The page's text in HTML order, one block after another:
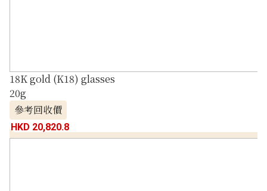
18K gold (K18) glasses
20g
參考回收價
HKD 20,820.8